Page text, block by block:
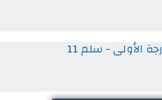
- سلم 11